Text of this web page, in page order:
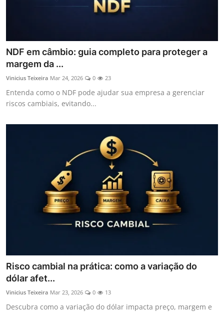
NDF em câmbio: guia completo para proteger a
margem da ...
Vinicius Teixeira Mar 24, 2026 0 23
Entenda como o NDF pode ajudar sua empresa a gerenciar
riscos cambiais, evitando...
Risco cambial na prática: como a variação do
dólar afet...
Vinicius Teixeira Mar 23, 2026 0 13
Descubra como a variação do dólar impacta preço, margem e